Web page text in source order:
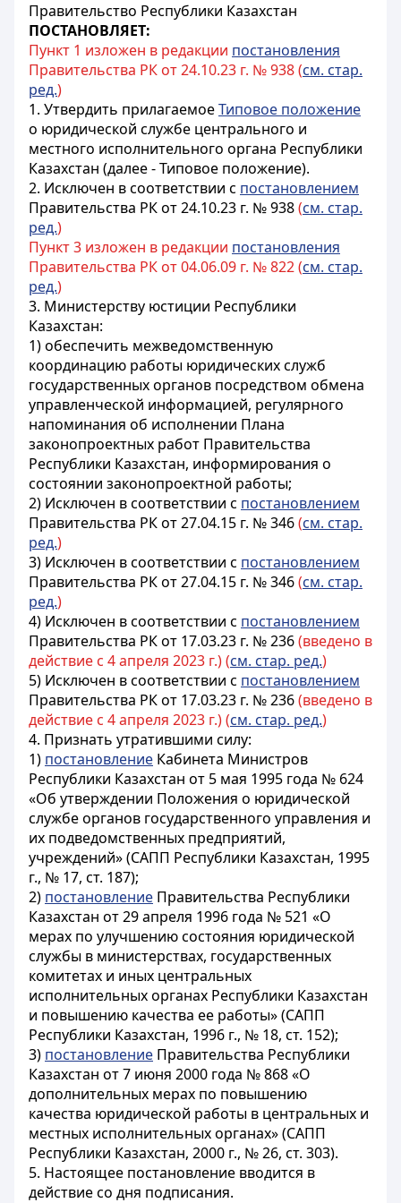
Правительство Республики Казахстан
ПОСТАНОВЛЯЕТ:
Пункт 1 изложен в редакции постановления
Правительства РК от 24.10.23 г. № 938 (см. стар.
ред.)
1. Утвердить прилагаемоеТиповое положение
о юридической службе центрального и
местного исполнительного органа Республики
Казахстан (далее - Типовое положение).
2. Исключен в соответствии с постановлением
Правительства РК от 24.10.23 г. № 938(см. стар.
ред.)
Пункт 3 изложен в редакции постановления
Правительства РК от 04.06.09 г. № 822 (см. стар.
ред.)
3. Министерству юстиции Республики
Казахстан:
1) обеспечить межведомственную
координацию работы юридических служб
государственных органов посредством обмена
управленческой информацией, регулярного
напоминания об исполнении Плана
законопроектных работ Правительства
Республики Казахстан, информирования о
состоянии законопроектной работы;
2) Исключен в соответствии с постановлением
Правительства РК от 27.04.15 г. № 346(см. стар.
ред.)
3) Исключен в соответствии с постановлением
Правительства РК от 27.04.15 г. № 346(см. стар.
ред.)
4) Исключен в соответствии с постановлением
Правительства РК от 17.03.23 г. № 236(введено в
действие с 4 апреля 2023 г.) (см. стар. ред.)
5) Исключен в соответствии с постановлением
Правительства РК от 17.03.23 г. № 236(введено в
действие с 4 апреля 2023 г.) (см. стар. ред.)
4. Признать утратившими силу:
1) постановление Кабинета Министров
Республики Казахстан от 5 мая 1995 года № 624
«Об утверждении Положения о юридической
службе органов государственного управления и
их подведомственных предприятий,
учреждений» (САПП Республики Казахстан, 1995
г., № 17, ст. 187);
2) постановление Правительства Республики
Казахстан от 29 апреля 1996 года № 521 «О
мерах по улучшению состояния юридической
службы в министерствах, государственных
комитетах и иных центральных
исполнительных органах Республики Казахстан
и повышению качества ее работы» (САПП
Республики Казахстан, 1996 г., № 18, ст. 152);
3) постановление Правительства Республики
Казахстан от 7 июня 2000 года № 868 «О
дополнительных мерах по повышению
качества юридической работы в центральных и
местных исполнительных органах» (САПП
Республики Казахстан, 2000 г., № 26, ст. 303).
5. Настоящее постановление вводится в
действие со дня подписания.